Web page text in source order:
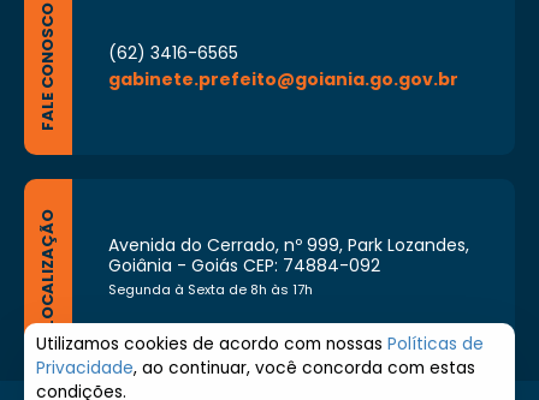
FALE CONOSCO
(62) 3416-6565
gabinete.prefeito@goiania.go.gov.br
LOCALIZAÇÃO
Avenida do Cerrado, nº 999, Park Lozandes,
Goiânia - Goiás CEP: 74884-092
Segunda à Sexta de 8h às 17h
Utilizamos cookies de acordo com nossas Políticas de
Privacidade, ao continuar, você concorda com estas
condições.